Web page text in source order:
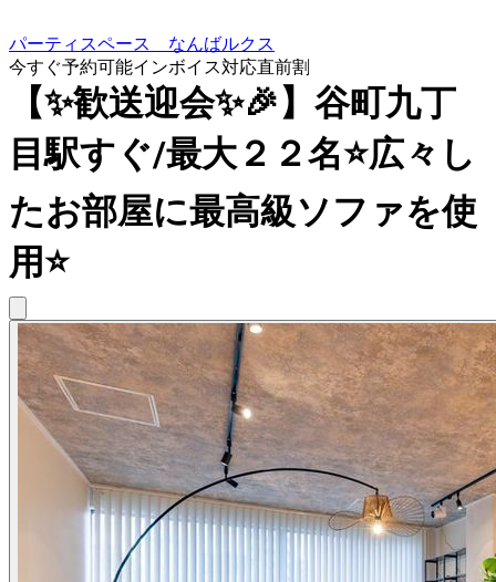
パーティスペース なんばルクス
今すぐ予約可能インボイス対応直前割
【✨歓送迎会✨🎉】谷町九丁
目駅すぐ/最大２２名⭐️広々し
たお部屋に最高級ソファを使
用⭐️